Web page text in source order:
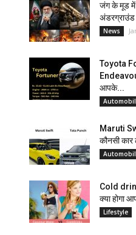
जंग के मूड में
अंडरग्राउंड
News
Toyota
आपके...
Maruti
कौनसी
Cold
क्या होगा
Lifestyle